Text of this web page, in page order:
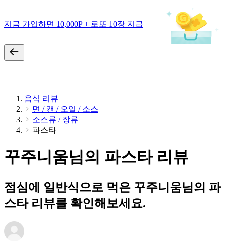
지금 가입하면 10,000P + 로또 10장 지급
음식 리뷰
면 / 캔 / 오일 / 소스
소스류 / 장류
파스타
꾸주니움님의 파스타 리뷰
점심에 일반식으로 먹은 꾸주니움님의 파
스타 리뷰를 확인해보세요.